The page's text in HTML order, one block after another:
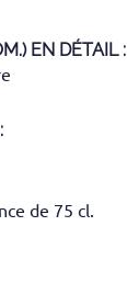
EN DÉTAIL :
de 75 cl.